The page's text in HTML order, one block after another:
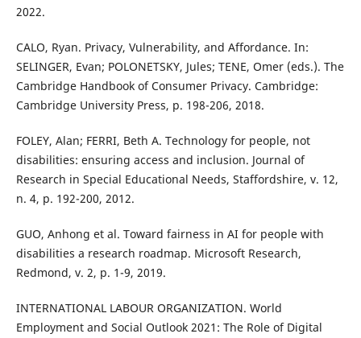
2022.
CALO, Ryan. Privacy, Vulnerability, and Affordance. In:
SELINGER, Evan; POLONETSKY, Jules; TENE, Omer (eds.). The
Cambridge Handbook of Consumer Privacy. Cambridge:
Cambridge University Press, p. 198-206, 2018.
FOLEY, Alan; FERRI, Beth A. Technology for people, not
disabilities: ensuring access and inclusion. Journal of
Research in Special Educational Needs, Staffordshire, v. 12,
n. 4, p. 192-200, 2012.
GUO, Anhong et al. Toward fairness in AI for people with
disabilities a research roadmap. Microsoft Research,
Redmond, v. 2, p. 1-9, 2019.
INTERNATIONAL LABOUR ORGANIZATION. World
Employment and Social Outlook 2021: The Role of Digital